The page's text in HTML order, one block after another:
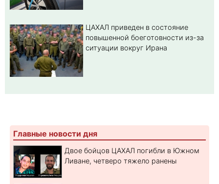
ЦАХАЛ приведен в состояние
повышенной боеготовности из-за
ситуации вокруг Ирана
Главные новости дня
Двое бойцов ЦАХАЛ погибли в Южном
Ливане, четверо тяжело ранены